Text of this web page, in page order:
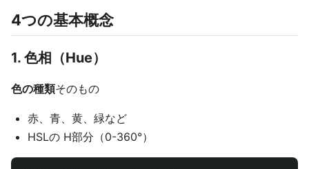
4つの基本概念
1. 色相（Hue）
色の種類そのもの
赤、青、黄、緑など
HSLの H部分（0-360°）